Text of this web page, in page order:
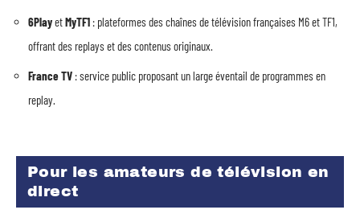
6PlayetMyTF1 : plateformes des chaînes de télévision françaises M6 et TF1,
offrant des replays et des contenus originaux.
France TV : service public proposant un large éventail de programmes en
replay.
Pour les amateurs de télévision en
direct